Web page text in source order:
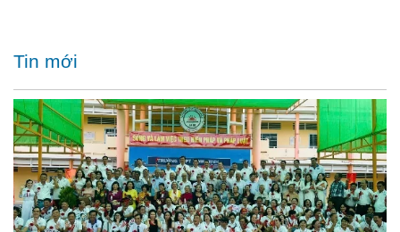
Tin mới